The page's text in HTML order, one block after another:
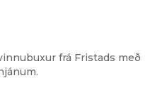
frá Fristads með